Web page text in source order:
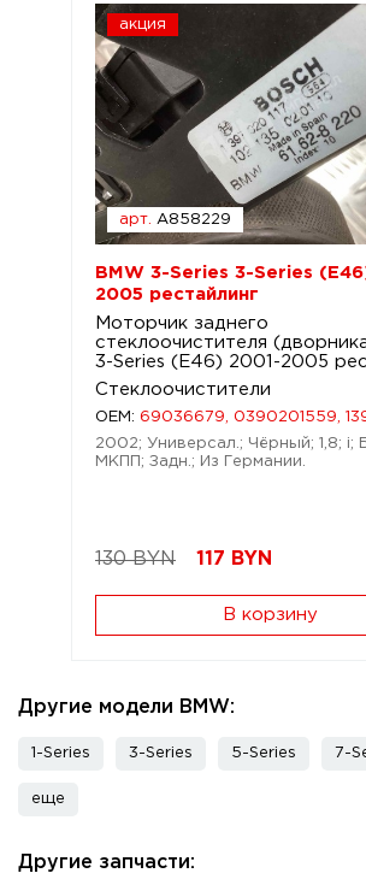
акция
арт. A858229
BMW 3-Series 3-Series
2005 рестайлинг
Моторчик заднего
стеклоочистителя
3-Series (E46) 2001-2005
Стеклоочистители
OEM: 69036679, 0390201559,
2002; Универсал.; Чёрный; 1,8; i;
МКПП; Задн.; Из Германии.
130 BYN 117 BYN
В корзину
Другие модели BMW:
1-Series 3-Series 5-Series 7-
еще
Другие запчасти: